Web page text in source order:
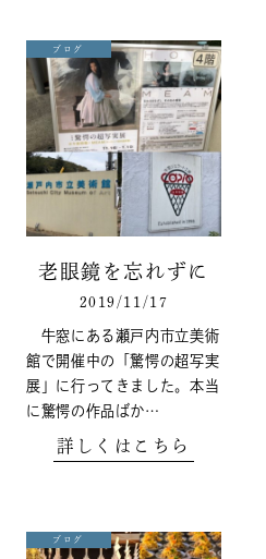
ブログ
老眼鏡を忘れずに
2019/11/17
牛窓にある瀬戸内市立美術
館で開催中の「驚愕の超写実
展」に行ってきました。本当
に驚愕の作品ばか…
詳しくはこちら
ブログ